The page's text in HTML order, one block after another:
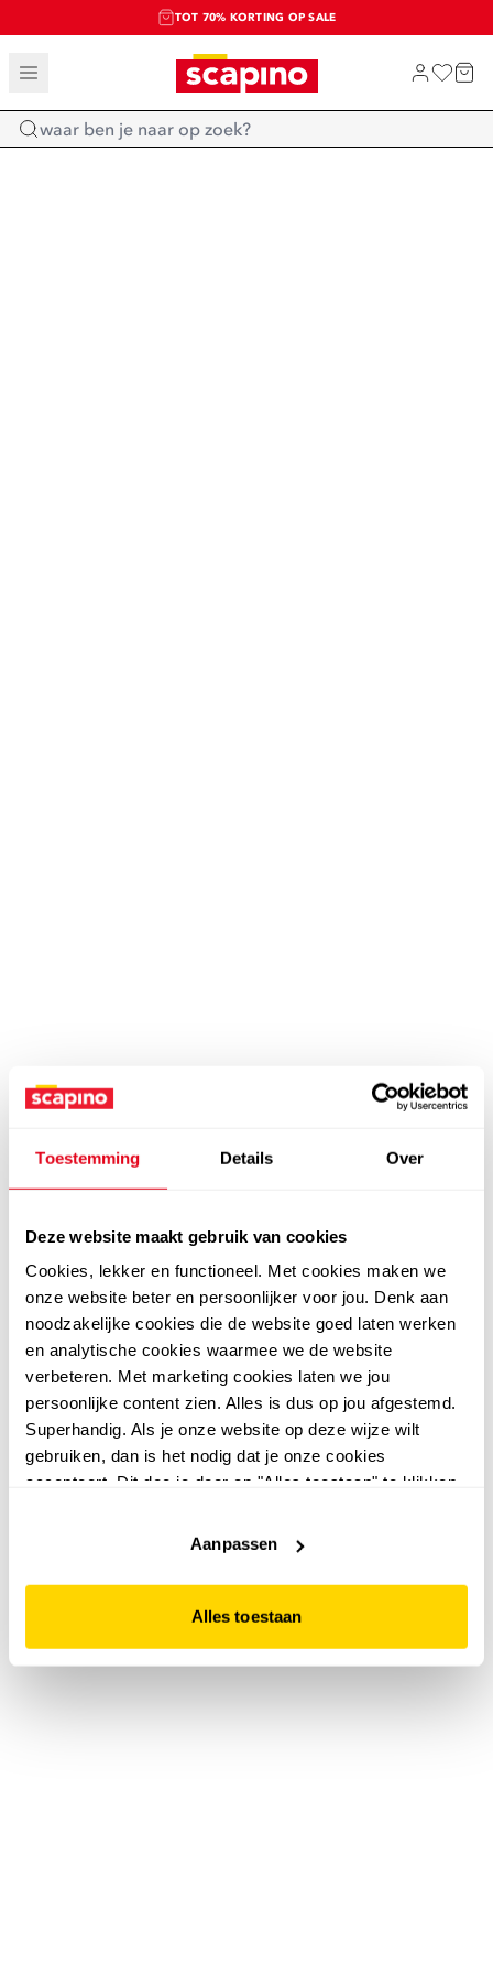
Toestemming Details Over
Deze website maakt gebruik van cookies
Cookies, lekker en functioneel. Met cookies maken we
onze website beter en persoonlijker voor jou. Denk aan
noodzakelijke cookies die de website goed laten werken
en analytische cookies waarmee we de website
verbeteren. Met marketing cookies laten we jou
persoonlijke content zien. Alles is dus op jou afgestemd.
Superhandig. Als je onze website op deze wijze wilt
gebruiken, dan is het nodig dat je onze cookies
accepteert. Dit doe je door op "Alles toestaan" te klikken.
website niet optimaal functioneert.
Aanpassen
Alles toestaan
TOT 70% KORTING OP SALE
SALE: LAATSTE KANS!
SHOP NIEUW
Home